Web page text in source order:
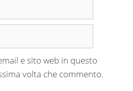
e sito web in questo
volta che commento.